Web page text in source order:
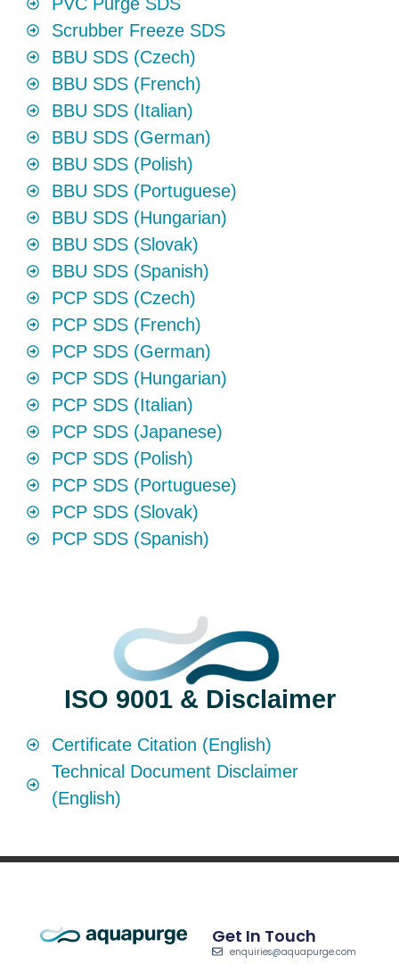
PVC Purge SDS
Scrubber Freeze SDS
BBU SDS (Czech)
BBU SDS (French)
BBU SDS (Italian)
BBU SDS (German)
BBU SDS (Polish)
BBU SDS (Portuguese)
BBU SDS (Hungarian)
BBU SDS (Slovak)
BBU SDS (Spanish)
PCP SDS (Czech)
PCP SDS (French)
PCP SDS (German)
PCP SDS (Hungarian)
PCP SDS (Italian)
PCP SDS (Japanese)
PCP SDS (Polish)
PCP SDS (Portuguese)
PCP SDS (Slovak)
PCP SDS (Spanish)
ISO 9001 & Disclaimer
Certificate Citation (English)
Technical Document Disclaimer
(English)
Get In Touch
enquiries@aquapurge.com